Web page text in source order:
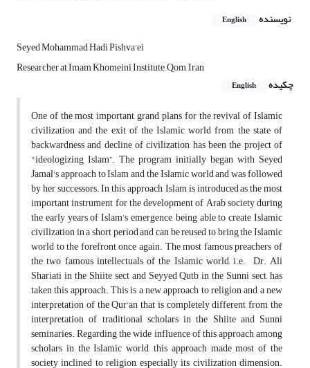
نویسنده English
Seyed Mohammad Hadi Pishva’ei
Researcher at Imam Khomeini Institute, Qom, Iran
چکیده
English
One of the most important grand plans for the revival of Islamic
civilization and the exit of the Islamic world from the state of
backwardness and decline of civilization has been the project of
"ideologizing Islam”. The program initially began with Seyed
Jamal's approach to Islam and the Islamic world and was followed
by her successors. In this approach, Islam is introduced as the most
important instrument for the development of Arab society during
the early years of Islam’s emergence, being able to create Islamic
civilization in a short period and can be reused to bring the Islamic
world to the forefront once again. The most famous preachers of
the two famous intellectuals of the Islamic world, i.e. Dr. Ali
Shariati in the Shiite sect and Seyyed Qutb in the Sunni sect, has
taken this approach. This is a new approach to religion and a new
interpretation of the Qur'an that is completely different from the
interpretation of traditional scholars in the Shiite and Sunni
seminaries. Regarding the wide influence of this approach among
scholars in the Islamic world, this approach made most of the
society inclined to religion, especially its civilization dimension.